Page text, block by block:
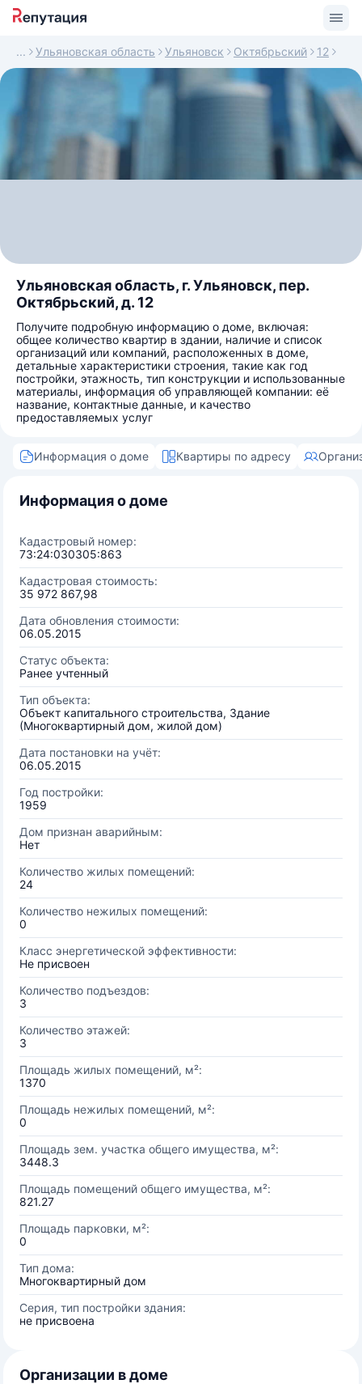
Ульяновская область Ульяновск Октябрьский 12
Ульяновская область, г. Ульяновск, пер.
Октябрьский, д. 12
Получите подробную информацию о доме, включая:
общее количество квартир в здании, наличие и список
организаций или компаний, расположенных в доме,
детальные характеристики строения, такие как год
постройки, этажность, тип конструкции и использованные
материалы, информация об управляющей компании: её
название, контактные данные, и качество
предоставляемых услуг
Информация о доме Квартиры по адресу
Информация о доме
Кадастровый номер:
73:24:030305:863
Кадастровая стоимость:
35 972 867,98
Дата обновления стоимости:
06.05.2015
Статус объекта:
Ранее учтенный
Тип объекта:
Объект капитального строительства, Здание
(Многоквартирный дом, жилой дом)
Дата постановки на учёт:
06.05.2015
Год постройки:
1959
Дом признан аварийным:
Нет
Количество жилых помещений:
24
Количество нежилых помещений:
0
Класс энергетической эффективности:
Не присвоен
Количество подъездов:
3
Количество этажей:
3
Площадь жилых помещений, м²:
1370
Площадь нежилых помещений, м²:
0
Площадь зем. участка общего имущества, м²:
3448.3
Площадь помещений общего имущества, м²:
821.27
Площадь парковки, м²:
0
Тип дома:
Многоквартирный дом
Серия, тип постройки здания:
не присвоена
Организации в доме